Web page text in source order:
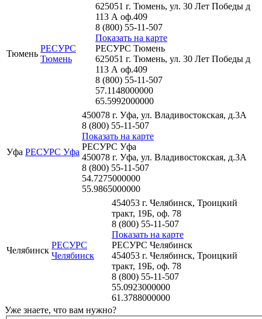
Тюмень
РЕСУРС
Тюмень
625051 г. Тюмень, ул. 30 Лет Победы д
113 А оф.409
8 (800) 55-11-507
Показать на карте
РЕСУРС Тюмень
625051 г. Тюмень, ул. 30 Лет Победы д
113 А оф.409
8 (800) 55-11-507
57.1148000000
65.5992000000
Уфа РЕСУРС Уфа
450078 г. Уфа, ул. Владивостокская, д.3А
8 (800) 55-11-507
Показать на карте
РЕСУРС Уфа
450078 г. Уфа, ул. Владивостокская, д.3А
8 (800) 55-11-507
54.7275000000
55.9865000000
Челябинск
РЕСУРС
Челябинск
454053 г. Челябинск, Троицкий
тракт, 19Б, оф. 78
8 (800) 55-11-507
Показать на карте
РЕСУРС Челябинск
454053 г. Челябинск, Троицкий
тракт, 19Б, оф. 78
8 (800) 55-11-507
55.0923000000
61.3788000000
Уже знаете, что вам нужно?